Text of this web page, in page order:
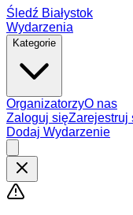
Śledź Białystok
Wydarzenia
Kategorie
OrganizatorzyO nas
Zaloguj sięZarejestruj
Dodaj Wydarzenie